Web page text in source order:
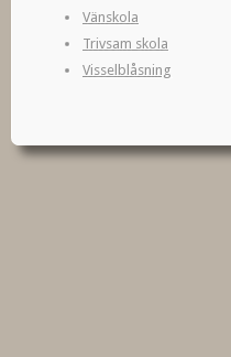
Vänskola
Trivsam skola
Visselblåsning